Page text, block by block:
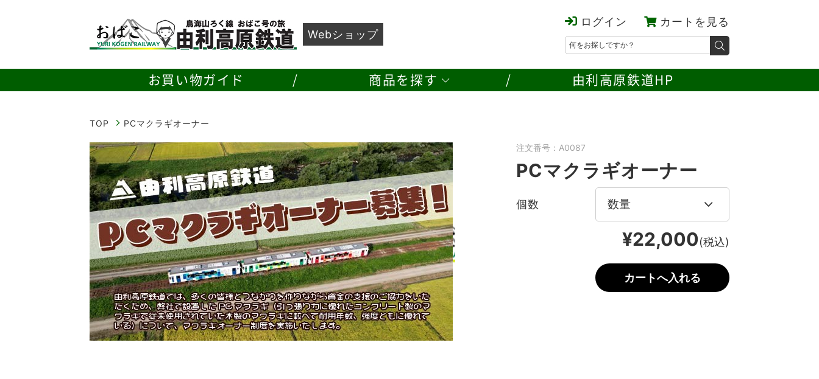
Webショップ
ログイン カートを見る
お買い物ガイド 商品を探す
カテゴリ別に探す
おすすめ
食品
額装写真 鉄道部品
由利高原鉄道HP
TOP PCマクラギオーナー
注文番号：A0087
PCマクラギオーナー
個数
¥22,000(税込)